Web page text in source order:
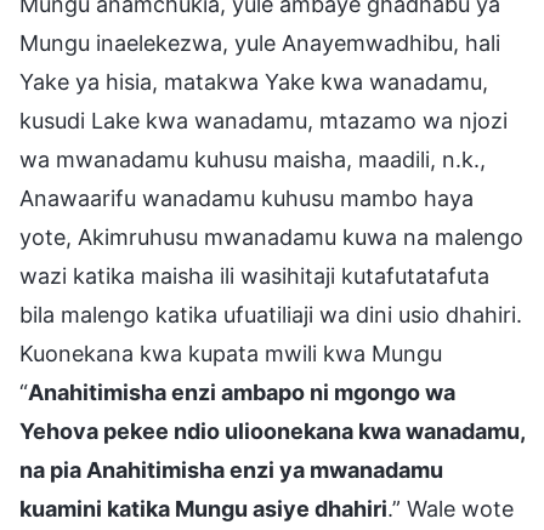
Mungu inaelekezwa, yule Anayemwadhibu, hali
Yake ya hisia, matakwa Yake kwa wanadamu,
kusudi Lake kwa wanadamu, mtazamo wa njozi
wa mwanadamu kuhusu maisha, maadili, n.k.,
Anawaarifu wanadamu kuhusu mambo haya
yote, Akimruhusu mwanadamu kuwa na malengo
wazi katika maisha ili wasihitaji kutafutatafuta
bila malengo katika ufuatiliaji wa dini usio dhahiri.
Kuonekana kwa kupata mwili kwa Mungu
“Anahitimisha enzi ambapo ni mgongo wa
Yehova pekee ndio ulioonekana kwa wanadamu,
na pia Anahitimisha enzi ya mwanadamu
kuamini katika Mungu asiye dhahiri.” Wale wote